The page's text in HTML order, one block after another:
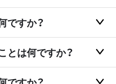
ですか？
とは何ですか？